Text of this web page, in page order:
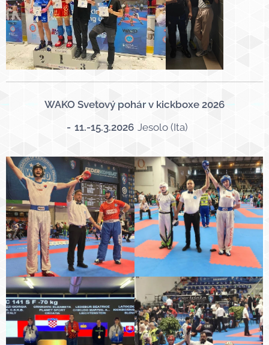
WAKO Svetový pohár v kickboxe 2026
- 11.-15.3.2026 Jesolo (Ita) 🇮🇹